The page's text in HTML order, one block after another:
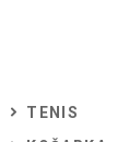
TENIS